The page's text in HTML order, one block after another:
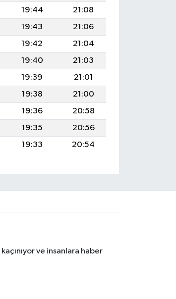
19:44
21:08
19:43
21:06
19:42
21:04
19:40
21:03
19:39
21:01
19:38
21:00
19:36
20:58
19:35
20:56
19:33 20:54
ve insanlara haber